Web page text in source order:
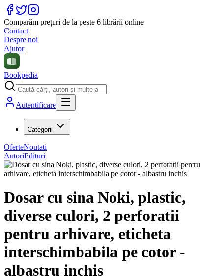
Comparăm prețuri de la peste 6 librării online
Contact
Despre noi
Ajutor
Bookpedia
Autentificare
Categorii
OferteNoutati
AutoriEdituri
Dosar cu sina Noki, plastic,
diverse culori, 2 perforatii
pentru arhivare, eticheta
interschimbabila pe cotor -
albastru inchis